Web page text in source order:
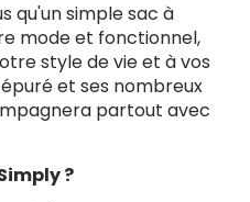
qu'un simple sac à
mode et fonctionnel,
style de vie et à vos
et ses nombreux
partout avec
?